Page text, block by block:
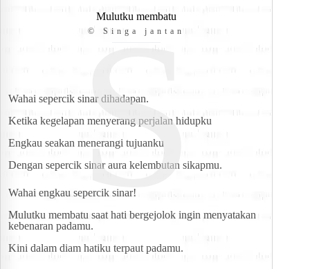
S
Mulutku membatu
© Singa jantan
Wahai sepercik sinar dihadapan.
Ketika kegelapan menyerang perjalan hidupku
Engkau seakan menerangi tujuanku
Dengan sepercik sinar aura kelembutan sikapmu.
Wahai engkau sepercik sinar!
Mulutku membatu saat hati bergejolok ingin menyatakan
kebenaran padamu.
Kini dalam diam hatiku terpaut padamu.